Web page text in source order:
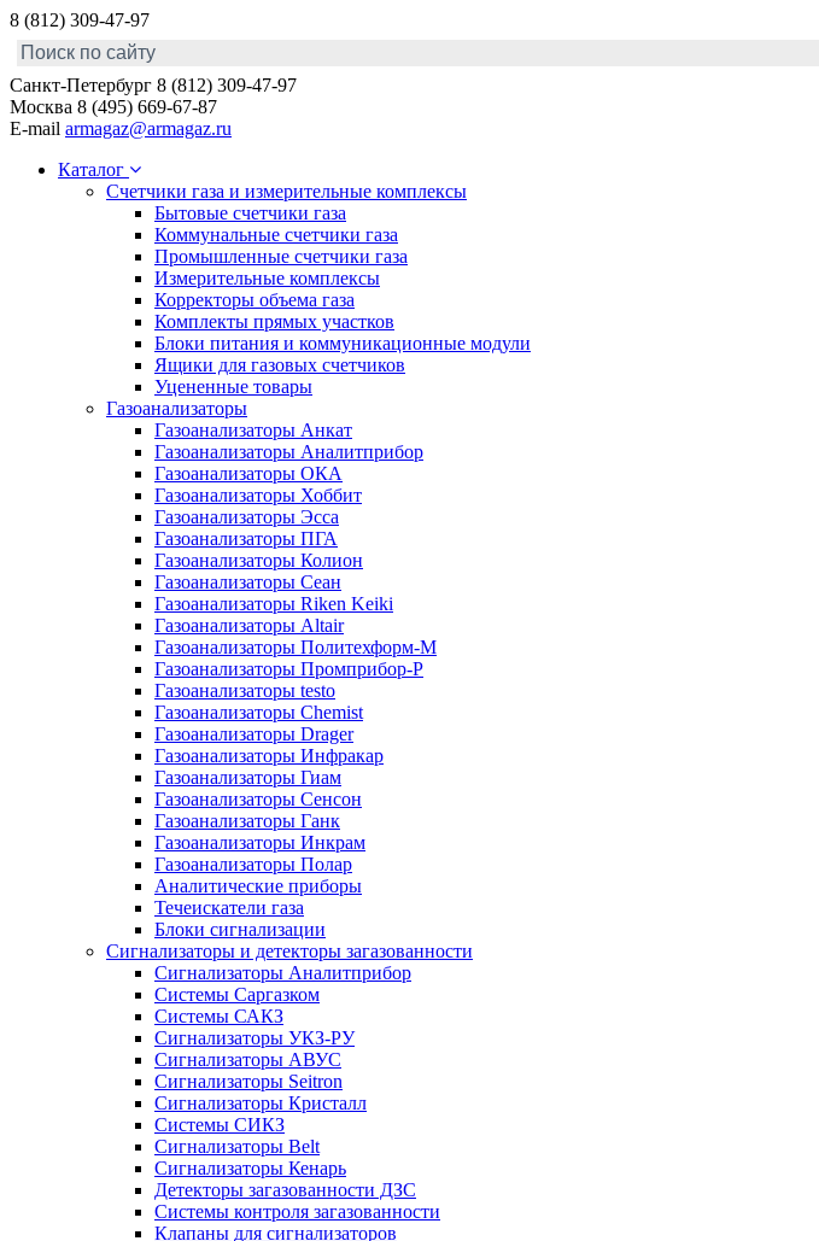
8 (812) 309-47-97
Санкт-Петербург 8 (812) 309-47-97
Москва 8 (495) 669-67-87
E-mail armagaz@armagaz.ru
Каталог
Счетчики газа и измерительные комплексы
Бытовые счетчики газа
Коммунальные счетчики газа
Промышленные счетчики газа
Измерительные комплексы
Корректоры объема газа
Комплекты прямых участков
Блоки питания и коммуникационные модули
Ящики для газовых счетчиков
Уцененные товары
Газоанализаторы
Газоанализаторы Анкат
Газоанализаторы Аналитприбор
Газоанализаторы ОКА
Газоанализаторы Хоббит
Газоанализаторы Эсса
Газоанализаторы ПГА
Газоанализаторы Колион
Газоанализаторы Сеан
Газоанализаторы Riken Keiki
Газоанализаторы Altair
Газоанализаторы Политехформ-М
Газоанализаторы Промприбор-Р
Газоанализаторы testo
Газоанализаторы Chemist
Газоанализаторы Drager
Газоанализаторы Инфракар
Газоанализаторы Гиам
Газоанализаторы Сенсон
Газоанализаторы Ганк
Газоанализаторы Инкрам
Газоанализаторы Полар
Аналитические приборы
Течеискатели газа
Блоки сигнализации
Сигнализаторы и детекторы загазованности
Сигнализаторы Аналитприбор
Системы Саргазком
Системы САКЗ
Сигнализаторы УКЗ-РУ
Сигнализаторы АВУС
Сигнализаторы Seitron
Сигнализаторы Кристалл
Системы СИКЗ
Сигнализаторы Belt
Сигнализаторы Кенарь
Детекторы загазованности ДЗС
Системы контроля загазованности
Клапаны для сигнализаторов